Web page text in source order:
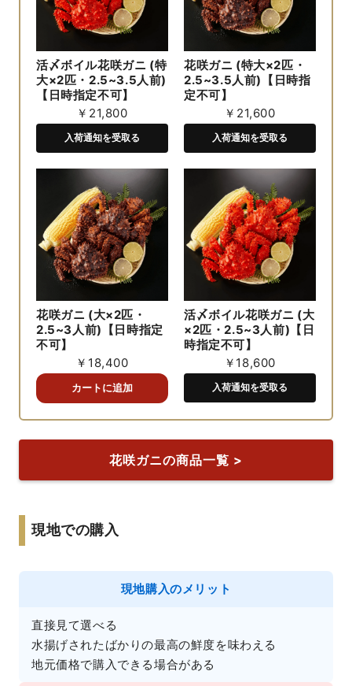
活〆ボイル花咲ガニ (特
大×2匹・2.5~3.5人前)
【日時指定不可】
￥21,800
入荷通知を受取る
花咲ガニ (特大×2匹・
2.5~3.5人前)【日時指
定不可】
￥21,600
入荷通知を受取る
花咲ガニ (大×2匹・
2.5~3人前)【日時指定
不可】
￥18,400
活〆ボイル花咲ガニ (大
×2匹・2.5~3人前)【日
時指定不可】
￥18,600
入荷通知を受取る
花咲ガニの商品一覧 >
現地での購入
現地購入のメリット
直接見て選べる
水揚げされたばかりの最高の鮮度を味わえる
地元価格で購入できる場合がある